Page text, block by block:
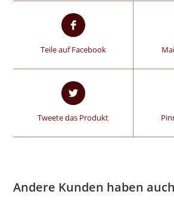
Teile auf Facebook
Tweete das Produkt
Andere Kunden haben